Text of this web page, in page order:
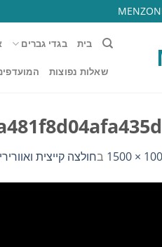
בית בגדי גברים
שאלות נפוצות
1000 × בחולצה קייצית